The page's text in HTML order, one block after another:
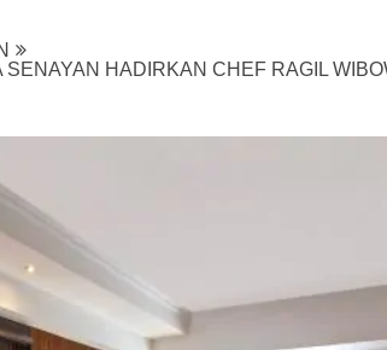
SENAYAN HADIRKAN CHEF RAGIL